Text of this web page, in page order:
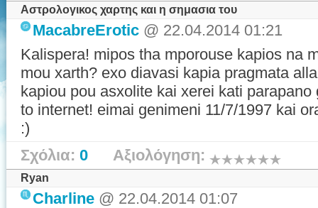
Αστρολογικος χαρτης και η σημασια του
MacabreErotic @ 22.04.2014 01:21
Kalispera! mipos tha mporouse kapios na
mou xarth? exo diavasi kapia pragmata
kapiou pou asxolite kai xerei kati
to internet! eimai genimeni 11/7/1997 kai
:)
Σχόλια: 0 Αξιολόγηση:
Ryan
Charline @ 22.04.2014 01:07